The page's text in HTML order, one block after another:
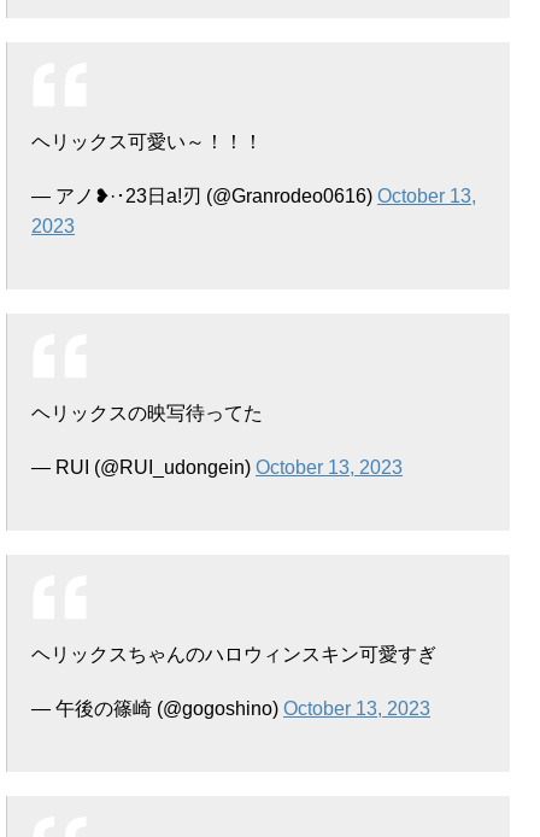
ヘリックス可愛い～！！！
— アノ❥·･23日a!刃 (@Granrodeo0616) October 13,
2023
ヘリックスの映写待ってた
— RUI (@RUI_udongein) October 13, 2023
ヘリックスちゃんのハロウィンスキン可愛すぎ
— 午後の篠崎 (@gogoshino) October 13, 2023